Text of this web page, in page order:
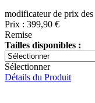
modificateur de prix des
Prix : 399,90 €
Remise
Tailles disponibles :
Sélectionner
Détails du Produit